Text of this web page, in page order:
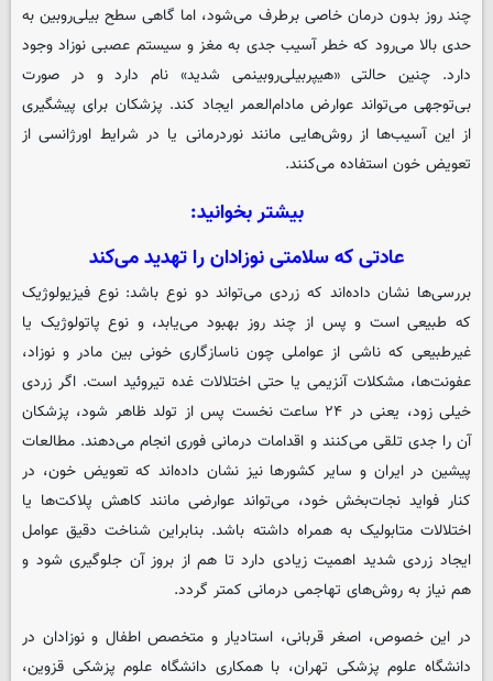
چند روز بدون درمان خاصی برطرف می‌شود، اما گاهی سطح بیلی‌روبین به
حدی بالا می‌رود که خطر آسیب جدی به مغز و سیستم عصبی نوزاد وجود
دارد. چنین حالتی «هیپربیلی‌روبینمی شدید» نام دارد و در صورت
بی‌توجهی می‌تواند عوارض مادام‌العمر ایجاد کند. پزشکان برای پیشگیری
از این آسیب‌ها از روش‌هایی مانند نوردرمانی یا در شرایط اورژانسی از
تعویض خون استفاده می‌کنند.
بیشتر بخوانید:
عادتی که سلامتی نوزادان را تهدید می‌کند
بررسی‌ها نشان داده‌اند که زردی می‌تواند دو نوع باشد: نوع فیزیولوژیک
که طبیعی است و پس از چند روز بهبود می‌یابد، و نوع پاتولوژیک یا
غیرطبیعی که ناشی از عواملی چون ناسازگاری خونی بین مادر و نوزاد،
عفونت‌ها، مشکلات آنزیمی یا حتی اختلالات غده تیروئید است. اگر زردی
خیلی زود، یعنی در ۲۴ ساعت نخست پس از تولد ظاهر شود، پزشکان
آن را جدی تلقی می‌کنند و اقدامات درمانی فوری انجام می‌دهند. مطالعات
پیشین در ایران و سایر کشورها نیز نشان داده‌اند که تعویض خون، در
کنار فواید نجات‌بخش خود، می‌تواند عوارضی مانند کاهش پلاکت‌ها یا
اختلالات متابولیک به همراه داشته باشد. بنابراین شناخت دقیق عوامل
ایجاد زردی شدید اهمیت زیادی دارد تا هم از بروز آن جلوگیری شود و
هم نیاز به روش‌های تهاجمی درمانی کمتر گردد.
در این خصوص، اصغر قربانی، استادیار و متخصص اطفال و نوزادان در
دانشگاه علوم پزشکی تهران، با همکاری دانشگاه علوم پزشکی قزوین،